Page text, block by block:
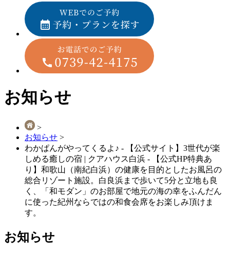
お知らせ
>
お知らせ >
わかぱんがやってくるよ♪ - 【公式サイト】3世代が楽
しめる癒しの宿 | クアハウス白浜 - 【公式HP特典あ
り】和歌山（南紀白浜）の健康を⽬的としたお⾵呂の
総合リゾート施設。白良浜まで歩いて5分と立地も良
く、「和モダン」のお部屋で地元の海の幸をふんだん
に使った紀州ならではの和⾷会席をお楽しみ頂けま
す。
お知らせ